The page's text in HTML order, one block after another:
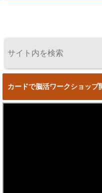
カードで脳活ワークショップ